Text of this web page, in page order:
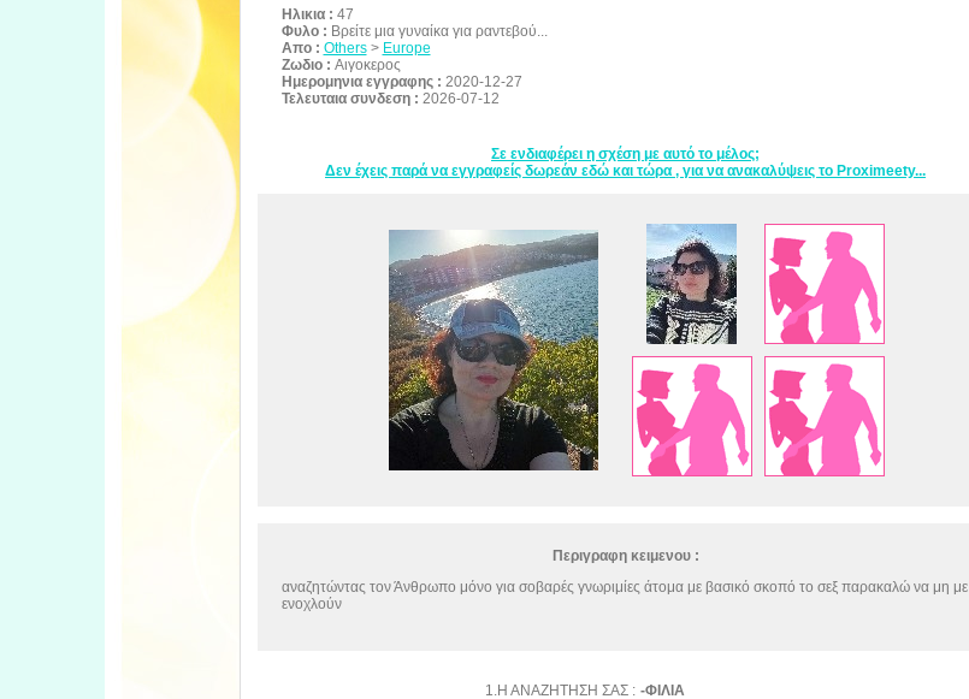
Ηλικια : 47
Φυλο : Βρείτε μια γυναίκα για ραντεβού...
Απο : Others> Europe
Ζωδιο : Αιγοκερος
Ημερομηνια εγγραφης : 2020-12-27
Τελευταια συνδεση : 2026-07-12
Σε ενδιαφέρει η σχέση με αυτό το μέλος;
Δεν έχεις παρά να εγγραφείς δωρεάν εδώ και τώρα , για να ανακαλύψεις το Proximeety...
Περιγραφη κειμενου :
αναζητώντας τον Άνθρωπο μόνο για σοβαρές γνωριμίες άτομα με βασικό σκοπό το σεξ παρακαλώ να μη με
ενοχλούν
1.Η ΑΝΑΖΗΤΗΣΗ ΣΑΣ : -ΦΙΛΙΑ